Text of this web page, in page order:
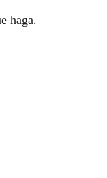
haga.